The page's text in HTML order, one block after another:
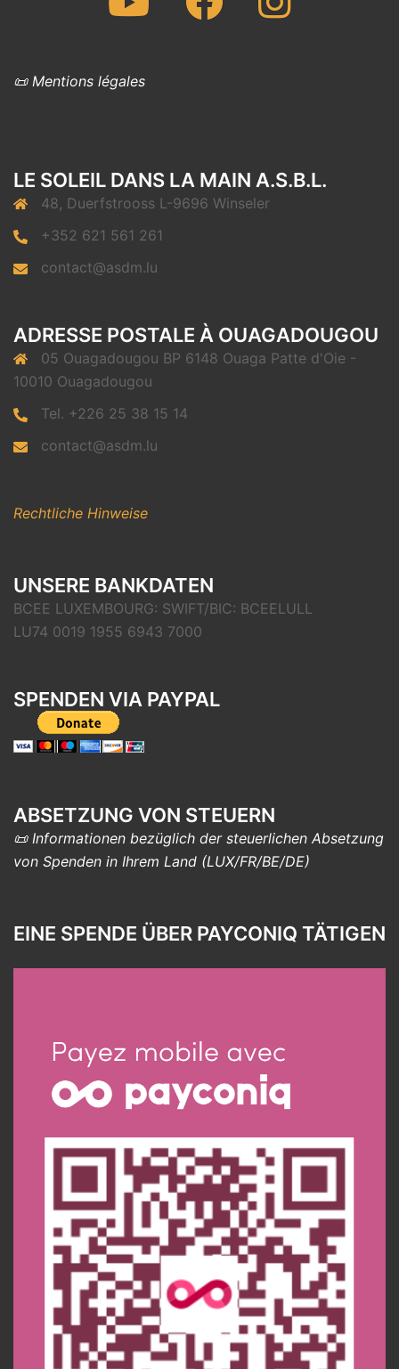
📜 Mentions légales
LE SOLEIL DANS LA MAIN A.S.B.L.
48, Duerfstrooss L-9696 Winseler
+352 621 561 261
contact@asdm.lu
ADRESSE POSTALE À OUAGADOUGOU
05 Ouagadougou BP 6148 Ouaga Patte d'Oie -
10010 Ouagadougou
Tel. +226 25 38 15 14
contact@asdm.lu
Rechtliche Hinweise
UNSERE BANKDATEN
BCEE LUXEMBOURG: SWIFT/BIC: BCEELULL
LU74 0019 1955 6943 7000
SPENDEN VIA PAYPAL
ABSETZUNG VON STEUERN
📜 Informationen bezüglich der steuerlichen Absetzung
von Spenden in Ihrem Land (LUX/FR/BE/DE)
EINE SPENDE ÜBER PAYCONIQ TÄTIGEN